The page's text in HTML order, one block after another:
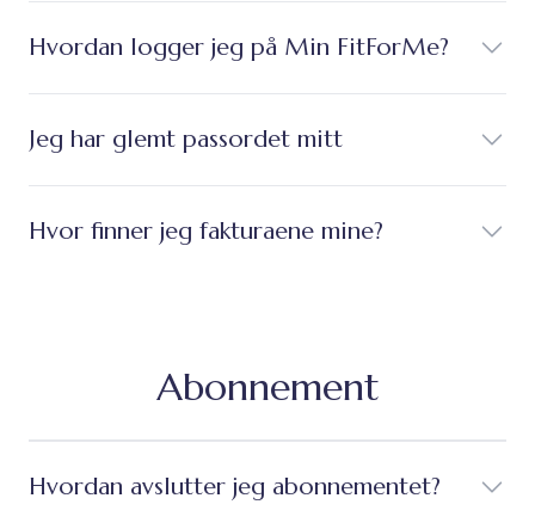
Hvordan logger jeg på Min FitForMe?
Jeg har glemt passordet mitt
Hvor finner jeg fakturaene mine?
Abonnement
Hvordan avslutter jeg abonnementet?